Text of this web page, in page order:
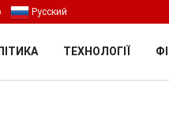
Русский
ТЕХНОЛОГІЇ